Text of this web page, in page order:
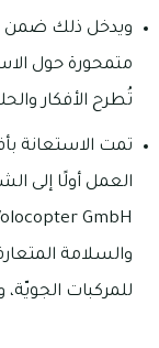
متمحورة حول
تُطرح الأفكار
تمت الاستعانة
العمل أولًا إلى
والسلامة
للمركبات